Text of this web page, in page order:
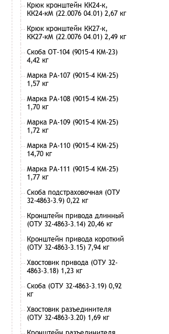
Крюк кронштейн КК24-к,
КК24-кМ (22.0076 04.01) 2,67 кг
Крюк кронштейн КК27-к,
КК27-кМ (22.0076 04.01) 2,49 кг
Скоба ОТ-104 (9015-4 КМ-23)
4,42 кг
Марка РА-107 (9015-4 КМ-25)
1,57 кг
Марка РА-108 (9015-4 КМ-25)
1,70 кг
Марка РА-109 (9015-4 КМ-25)
1,72 кг
Марка РА-110 (9015-4 КМ-25)
14,70 кг
Марка РА-111 (9015-4 КМ-25)
1,77 кг
Скоба подстраховочная (ОТУ
32-4863-3.9) 0,22 кг
Кронштейн привода длинный
(ОТУ 32-4863-3.14) 20,46 кг
Кронштейн привода короткий
(ОТУ 32-4863-3.15) 7,94 кг
Хвостовик привода (ОТУ 32-
4863-3.18) 1,23 кг
Скоба (ОТУ 32-4863-3.19) 0,92
кг
Хвостовик разъединителя
(ОТУ 32-4863-3.20) 1,69 кг